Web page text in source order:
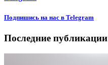
Подпишиcь на нас в Telegram
Последние публикации